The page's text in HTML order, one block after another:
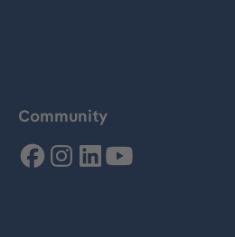
Community